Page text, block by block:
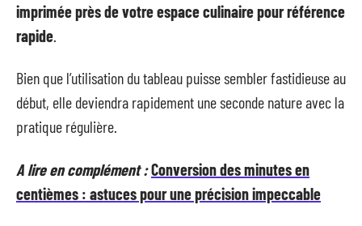
imprimée près de votre espace culinaire pour référence
rapide
Bien que l’utilisation du tableau puisse sembler fastidieuse au
début, elle deviendra rapidement une seconde nature avec la
pratique régulière.
A lire en complément :Conversion des minutes en
centièmes : astuces pour une précision impeccable